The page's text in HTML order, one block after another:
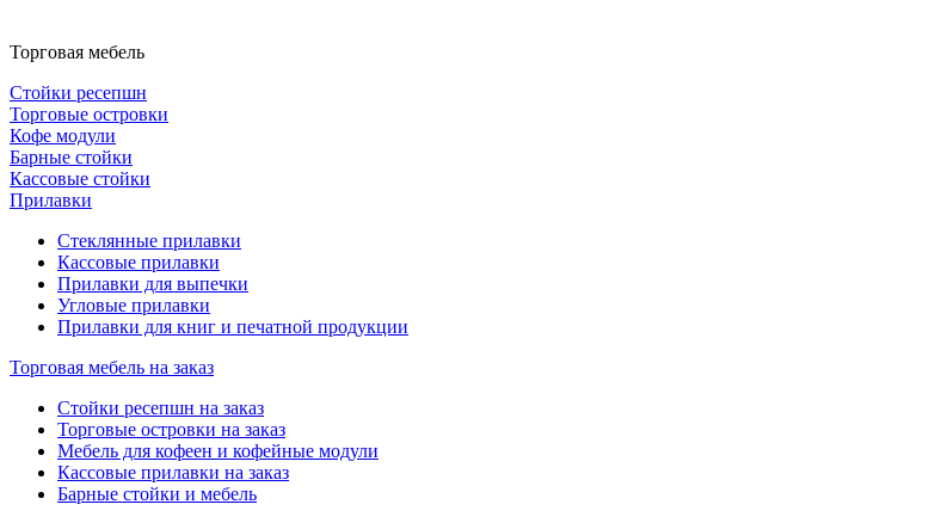
Торговая мебель
Стойки ресепшн
Торговые островки
Кофе модули
Барные стойки
Кассовые стойки
Прилавки
Стеклянные прилавки
Кассовые прилавки
Прилавки для выпечки
Угловые прилавки
Прилавки для книг и печатной продукции
Торговая мебель на заказ
Стойки ресепшн на заказ
Торговые островки на заказ
Мебель для кофеен и кофейные модули
Кассовые прилавки на заказ
Барные стойки и мебель